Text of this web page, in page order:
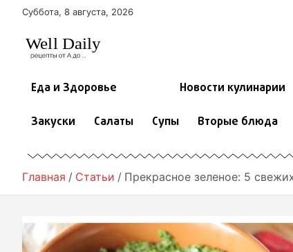
Суббота, 8 августа, 2026
Еда и Здоровье Новости кулинарии
Закуски Салаты Супы Вторые блюда
Главная Статьи Прекрасное зеленое: 5